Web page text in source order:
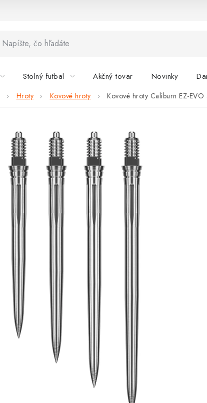
Stolný futbal Akčný tovar Novinky
Hroty Kovové hroty Kovové hroty Caliburn EZ-